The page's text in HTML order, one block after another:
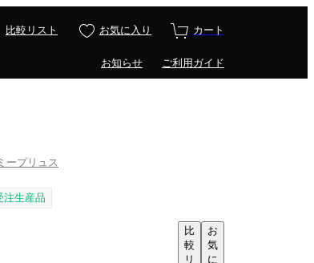
比較リスト お気に入り カート
お知らせ ご利用ガイド
ープリュス
注生産品
比
較
リ
お
気
に